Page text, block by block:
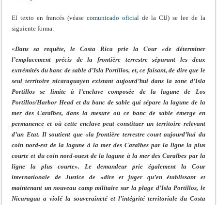
El texto en francés (véasecomunicado oficial de la CIJ) se lee de la
siguiente forma:
«Dans sa requête, le Costa Rica prie la Cour «de déterminer
l’emplacement précis de la frontière terrestre séparant les deux
extrémités du banc de sable d’Isla Portillos, et, ce faisant, de dire que le
seul territoire nicaraguayen existant aujourd’hui dans la zone d’Isla
Portillos se limite à l’enclave composée de la lagune de Los
Portillos/Harbor Head et du banc de sable qui sépare la lagune de la
mer des Caraïbes, dans la mesure où ce banc de sable émerge en
permanence et où cette enclave peut constituer un territoire relevant
d’un Etat. Il soutient que «la frontière terrestre court aujourd’hui du
coin nord-est de la lagune à la mer des Caraïbes par la ligne la plus
courte et du coin nord-ouest de la lagune à la mer des Caraïbes par la
ligne la plus courte». Le demandeur prie également la Cour
internationale de Justice de «dire et juger qu’en établissant et
maintenant un nouveau camp militaire sur la plage d’Isla Portillos, le
Nicaragua a violé la souveraineté et l’intégrité territoriale du Costa